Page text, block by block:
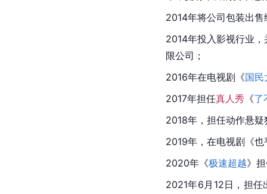
2014年将公司包装出售
2014年投入影视行业
限公司；
2016年在电视剧《国民
2017年担任真人秀 《了
2018年，担任动作悬疑
2019年，在电视剧《
2020年《极速超越》
2021年6月12日，担